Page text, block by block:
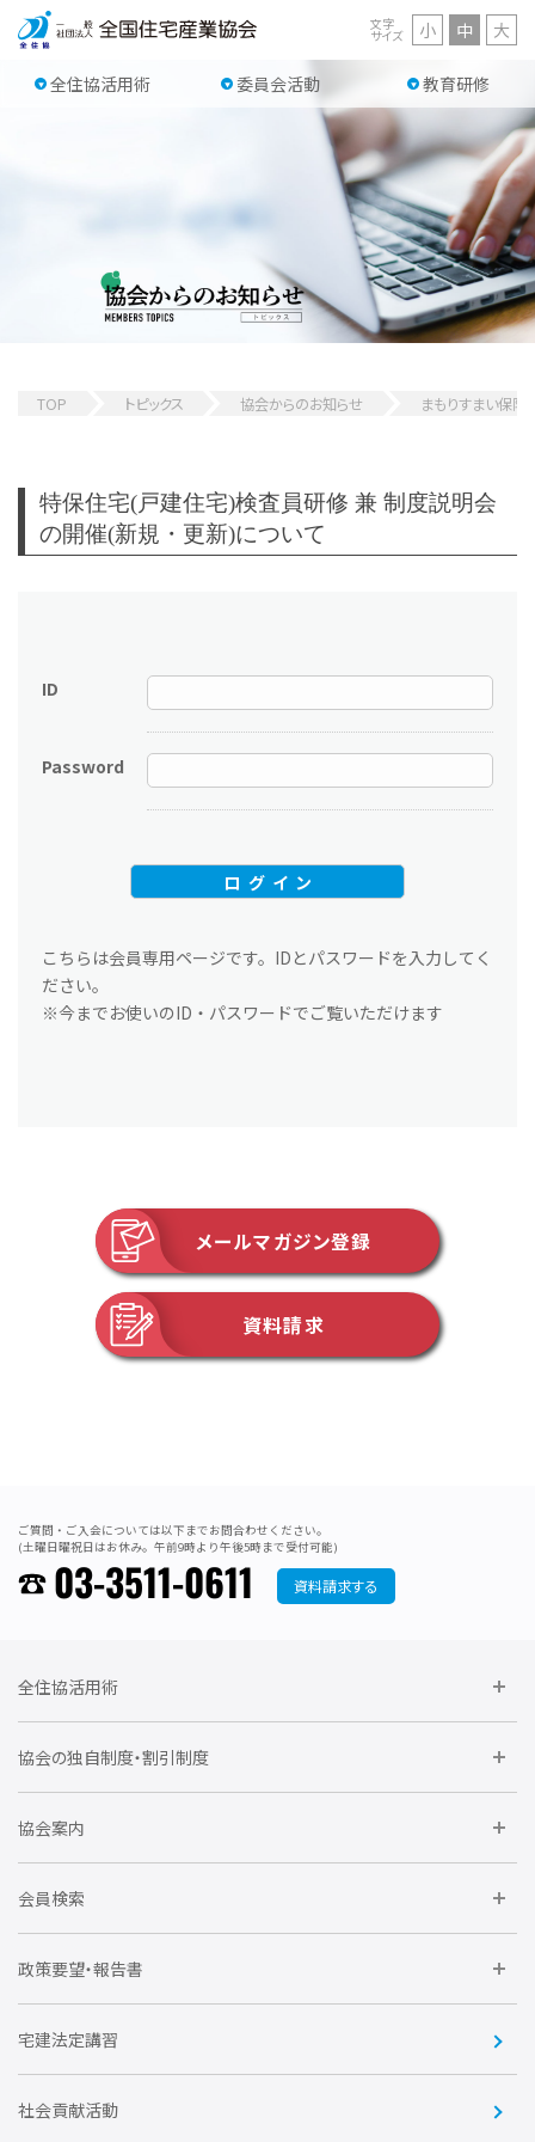
全住協活用術 委員会活動 教育研修
文字
サイズ 小 中 大
TOP トピックス 協会からのお知らせ まもりすまい保険
特保住宅(戸建住宅)検査員研修 兼 制度説明会
の開催(新規・更新)について
ID
Password
こちらは会員専用ページです。IDとパスワードを入力してく
ださい。
※今までお使いのID・パスワードでご覧いただけます
メールマガジン登録
資料請求
ご質問・ご入会については以下までお問合わせください。
(土曜日曜祝日はお休み。午前9時より午後5時まで受付可能)
03-3511-0611 資料請求する
全住協活用術
委員会に参加しよう
要望活動に参加しよう
協会の独自制度・割引制度
住宅瑕疵担保責任保険割引制度
全住協NET
不動産後見アドバイザー資格講習
会
全住協ビジネスショップ
協会案内
運営組織
トライアル会員制度
会員検索
企業会員
賛助会員
政策要望・報告書
住宅・土地税制改正要望
優良事業表彰
宅建法定講習
社会貢献活動